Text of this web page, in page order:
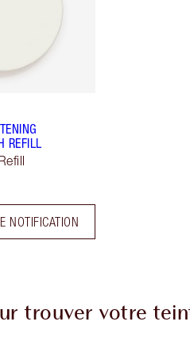
REFILL
NOTIFICATION
trouver votre